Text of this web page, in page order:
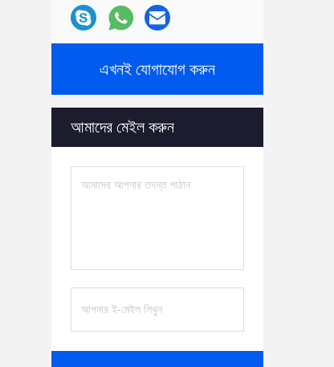
এখনই যোগাযোগ করুন
আমাদের মেইল ​​করুন